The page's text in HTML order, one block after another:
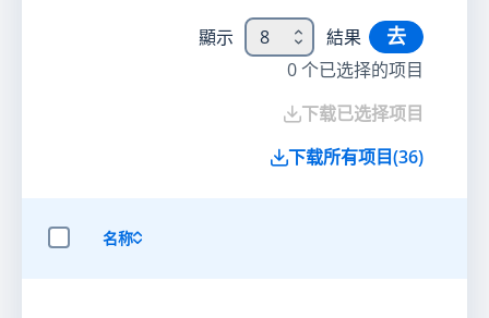
顯示 8 結果 去
0个已选择的项目
下载已选择项目
下载所有项目(36)
名称